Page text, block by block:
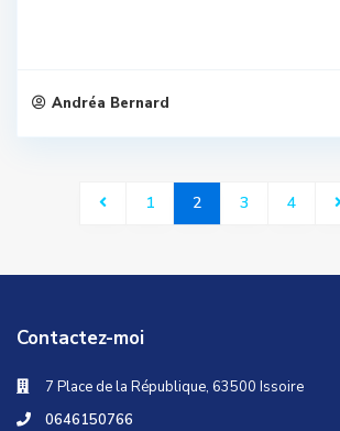
Andréa Bernard
1 2 3 4
Contactez-moi
7 Place de la République, 63500 Issoire
0646150766